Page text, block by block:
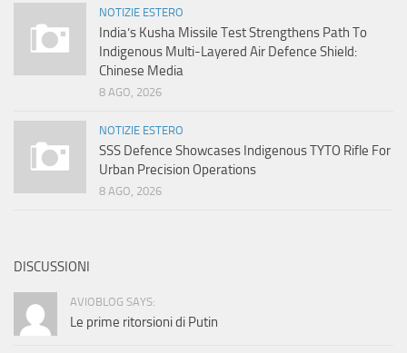
NOTIZIE ESTERO
India’s Kusha Missile Test Strengthens Path To
Indigenous Multi-Layered Air Defence Shield:
Chinese Media
8 AGO, 2026
NOTIZIE ESTERO
SSS Defence Showcases Indigenous TYTO Rifle For
Urban Precision Operations
8 AGO, 2026
DISCUSSIONI
AVIOBLOG SAYS:
Le prime ritorsioni di Putin